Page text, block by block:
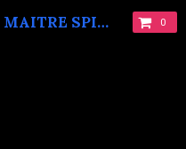
GRAND ET PUISSANT MAITRE SPIRITUEL MARABOUT VAUDOU KOKOUVI.TEL: +229 68619086. 0